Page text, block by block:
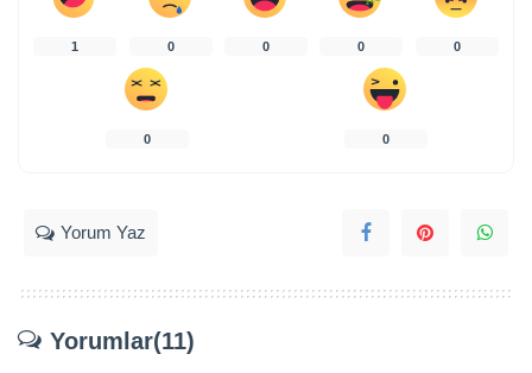
1 0 0 0 0
0 0
Yorum Yaz
Yorumlar(11)